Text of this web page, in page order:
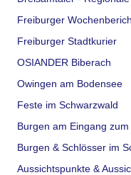
Freiburger
Freiburger Stadtkurier
OSIANDER Biberach
Owingen am Bodensee
Feste im Schwarzwald
Burgen am Eingang
Burgen & Schlösser im
Aussichtspunkte &